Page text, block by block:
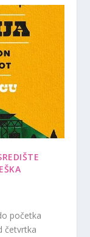
početka
četvrtka